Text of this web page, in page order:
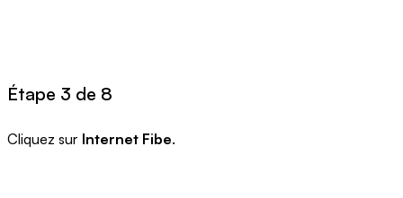
Étape 3 de 8
Cliquez sur Internet Fibe.